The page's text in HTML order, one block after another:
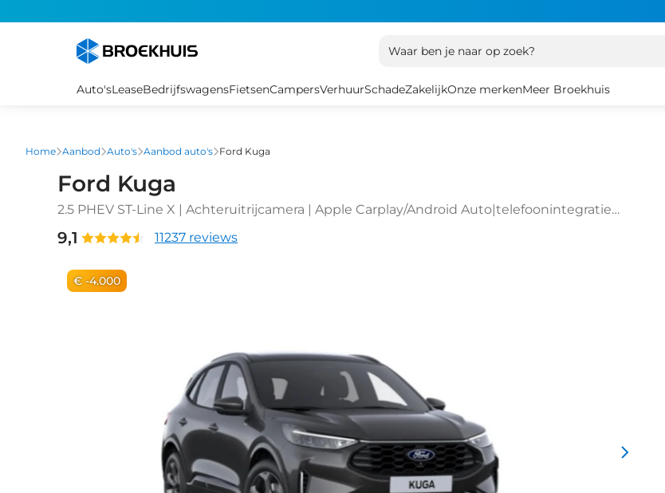
Waar ben je naar op zoek?
Auto'sLeaseBedrijfswagensFietsenCampersVerhuurSchadeZakelijkOnze merkenMeer Broekhuis
Home Aanbod Auto's Aanbod auto's Ford Kuga
Ford Kuga
2.5 PHEV ST-Line X | Achteruitrijcamera | Apple Carplay/Android Auto|telefoonintegratie
9,1 11237 reviews
€ -4.000